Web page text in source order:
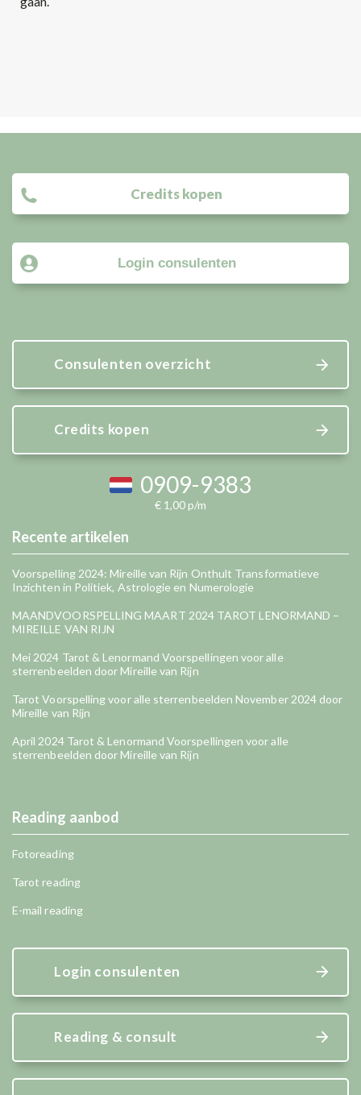
Credits kopen
Login consulenten
Consulenten overzicht
Credits kopen
0909-9383
€ 1,00 p/m
Recente artikelen
Voorspelling 2024: Mireille van Rijn Onthult Transformatieve
Inzichten in Politiek, Astrologie en Numerologie
MAANDVOORSPELLING MAART 2024 TAROT LENORMAND –
MIREILLE VAN RIJN
Mei 2024 Tarot & Lenormand Voorspellingen voor alle
sterrenbeelden door Mireille van Rijn
Tarot Voorspelling voor alle sterrenbeelden November 2024 door
Mireille van Rijn
April 2024 Tarot & Lenormand Voorspellingen voor alle
sterrenbeelden door Mireille van Rijn
Reading aanbod
Fotoreading
Tarot reading
E-mail reading
Login consulenten
Reading & consult